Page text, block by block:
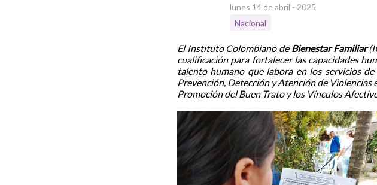
lunes 14 de abril - 2025
Nacional
El Instituto Colombiano de Bienestar Familiar
cualificación para fortalecer las capacidades
talento humano que labora en los servicios
Prevención, Detección y Atención de Violencias
Promoción del Buen Trato y los Vínculos